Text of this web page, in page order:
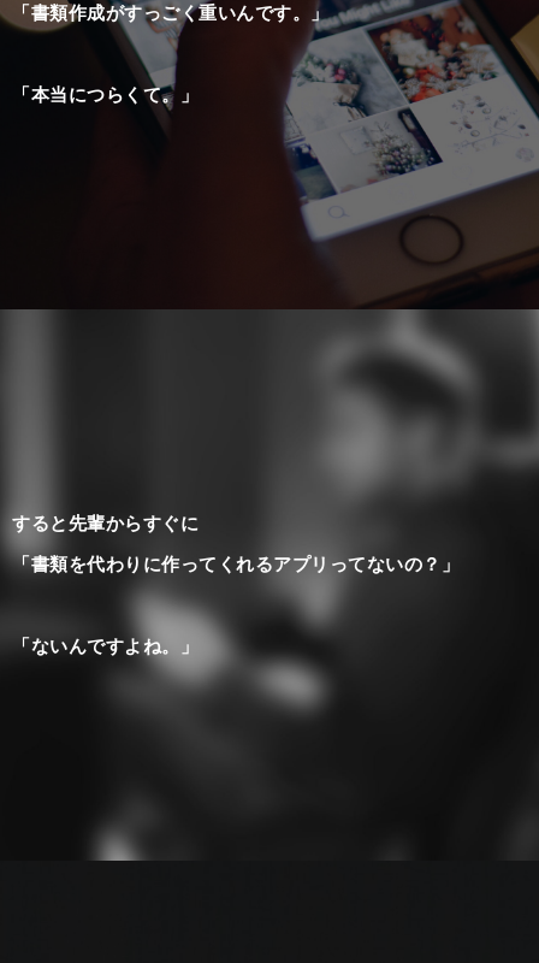
「書類作成がすっごく重いんです。」
「本当につらくて。」
すると先輩からすぐに
「書類を代わりに作ってくれるアプリってないの？」
「ないんですよね。」